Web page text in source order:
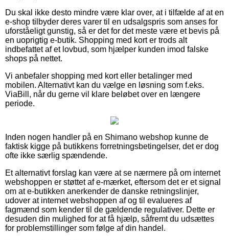
Du skal ikke desto mindre være klar over, at i tilfælde af at en
e-shop tilbyder deres varer til en udsalgspris som anses for
uforståeligt gunstig, så er det for det meste være et bevis på
en uoprigtig e-butik. Shopping med kort er trods alt
indbefattet af et lovbud, som hjælper kunden imod falske
shops på nettet.
Vi anbefaler shopping med kort eller betalinger med
mobilen. Alternativt kan du vælge en løsning som f.eks.
ViaBill, når du gerne vil klare beløbet over en længere
periode.
Inden nogen handler på en Shimano webshop kunne de
faktisk kigge på butikkens forretningsbetingelser, det er dog
ofte ikke særlig spændende.
Et alternativt forslag kan være at se nærmere på om internet
webshoppen er støttet af e-mærket, eftersom det er et signal
om at e-butikken anerkender de danske retningslinjer,
udover at internet webshoppen af og til evalueres af
fagmænd som kender til de gældende regulativer. Dette er
desuden din mulighed for at få hjælp, såfremt du udsættes
for problemstillinger som følge af din handel.